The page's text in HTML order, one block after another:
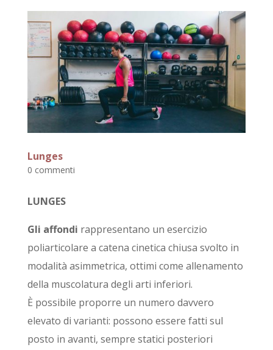
Lunges
0 commenti
LUNGES
Gli affondi rappresentano un esercizio
poliarticolare a catena cinetica chiusa svolto in
modalità asimmetrica, ottimi come allenamento
della muscolatura degli arti inferiori.
È possibile proporre un numero davvero
elevato di varianti: possono essere fatti sul
posto in avanti, sempre statici posteriori